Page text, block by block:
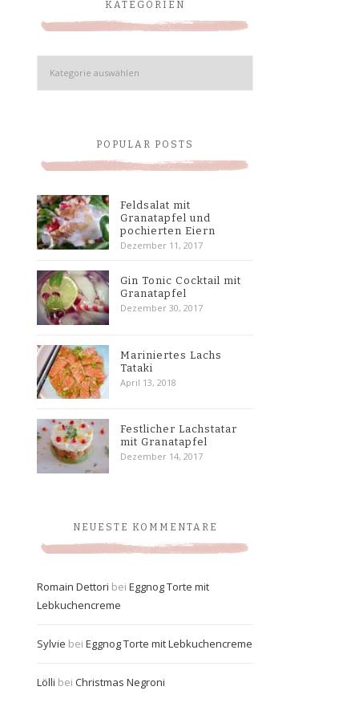
KATEGORIEN
Kategorien
POPULAR POSTS
Feldsalat mit
Granatapfel und
pochierten Eiern
Dezember 11, 2017
Gin Tonic Cocktail mit
Granatapfel
Dezember 30, 2017
Mariniertes Lachs
Tataki
April 13, 2018
Festlicher Lachstatar
mit Granatapfel
Dezember 14, 2017
NEUESTE KOMMENTARE
Romain Dettori bei Eggnog Torte mit
Lebkuchencreme
Sylvie bei Eggnog Torte mit Lebkuchencreme
Lölli bei Christmas Negroni